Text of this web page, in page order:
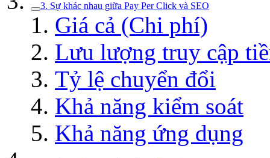
3. Sự khác nhau giữa Pay Per Click và SEO
Giá cả (Chi phí)
Lưu lượng truy cập
Tỷ lệ chuyển đổi
Khả năng kiểm soát
Khả năng ứng dụng